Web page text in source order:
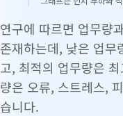
연구에 따르면 업무량
존재하는데, 낮은 업무
고, 최적의 업무량은
량은 오류, 스트레스,
습니다.